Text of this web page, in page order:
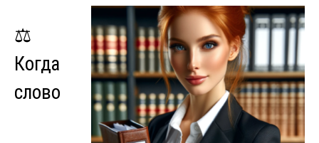
⚖️
Когда
слово